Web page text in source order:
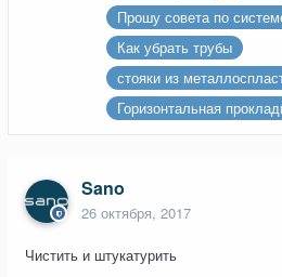
Прошу совета по
Как убрать трубы
стояки из
Горизонтальная
Sano
26 октября, 2017
Чистить и штукатурить